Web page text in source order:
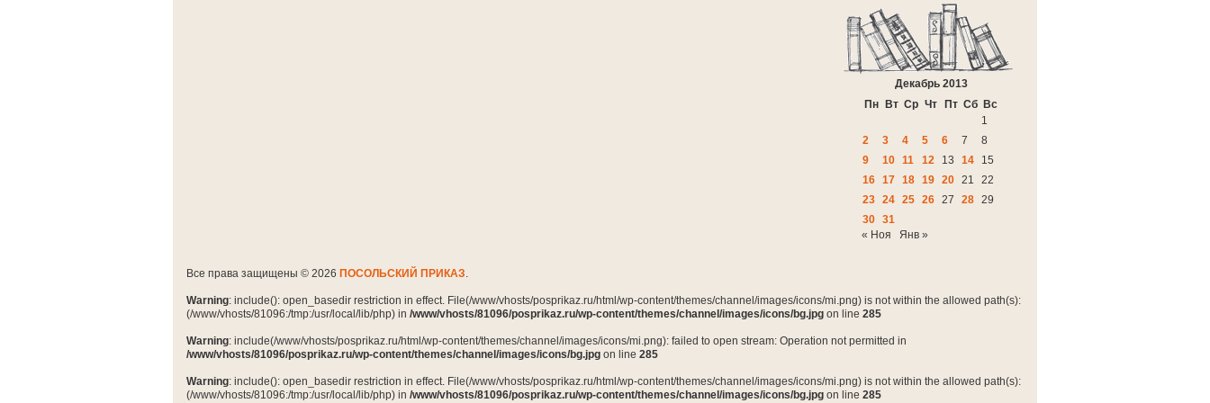
Декабрь 2013
Пн
Вт Ср Чт Пт Сб Вс
1
2
3 4 5 6 7
8
9
10 11 12 13 14
15
16 17 18 19 20 21
22
23 24 25 26 27 28 29
30 31
« Ноя
Янв »
Все права защищены © 2026 ПОСОЛЬСКИЙ ПРИКАЗ.
Warning: include(): open_basedir restriction in effect. File(/www/vhosts/posprikaz.ru/html/wp-content/themes/channel/images/icons/mi.png) is not within the allowed path(s):
(/www/vhosts/81096:/tmp:/usr/local/lib/php) in /www/vhosts/81096/posprikaz.ru/wp-content/themes/channel/images/icons/bg.jpg on line 285
Warning: include(/www/vhosts/posprikaz.ru/html/wp-content/themes/channel/images/icons/mi.png): failed to open stream: Operation not permitted in
/www/vhosts/81096/posprikaz.ru/wp-content/themes/channel/images/icons/bg.jpg on line 285
Warning: include(): open_basedir restriction in effect. File(/www/vhosts/posprikaz.ru/html/wp-content/themes/channel/images/icons/mi.png) is not within the allowed path(s):
(/www/vhosts/81096:/tmp:/usr/local/lib/php) in /www/vhosts/81096/posprikaz.ru/wp-content/themes/channel/images/icons/bg.jpg on line 285